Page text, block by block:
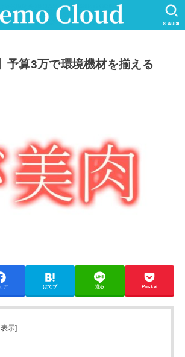
SEARCH
予算3万で環境機材を揃える
ア はてブ 送る Pocket
示]